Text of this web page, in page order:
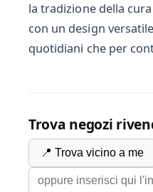
la tradizione della
con un design
quotidiani che per
Trova negozi
📍 Trova vicino a me